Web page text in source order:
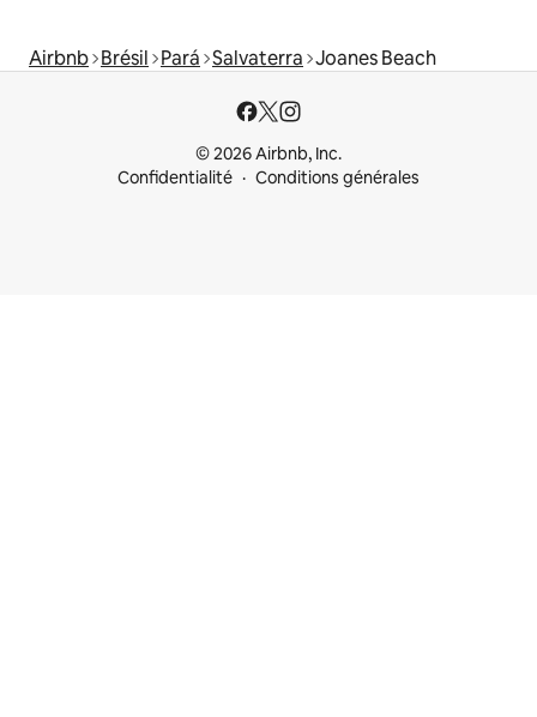
Airbnb Brésil Pará Salvaterra Joanes Beach
© 2026 Airbnb, Inc.
Confidentialité
Conditions générales